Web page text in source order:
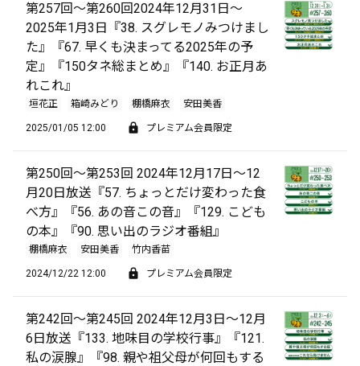
第257回～第260回2024年12月31日～
2025年1月3日『38. スグレモノみつけまし
た』『67. 早くも決まってる2025年の予
定』『150タネ総まとめ』『140. お正月あ
れこれ』
垣花正 箱崎みどり 棚橋麻衣 安田美香
2025/01/05 12:00 プレミアム会員限定
第250回～第253回 2024年12月17日～12
月20日放送『57. ちょっとだけ変わった食
べ方』『56. あの音この音』『129. こども
の本』『90. 思い出のラジオ番組』
棚橋麻衣 安田美香 竹内香苗
2024/12/22 12:00 プレミアム会員限定
第242回～第245回 2024年12月3日～12月
6日放送『133. 地味目の学校行事』『121.
私の涙腺』『98. 親や祖父母が何回もする